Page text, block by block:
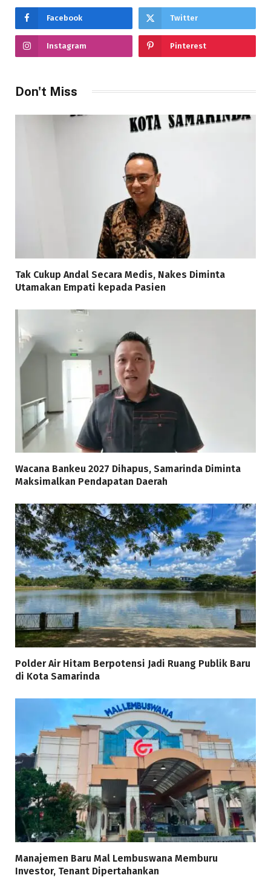
Facebook Twitter
Instagram Pinterest
Don't Miss
Tak Cukup Andal Secara Medis, Nakes Diminta
Utamakan Empati kepada Pasien
Wacana Bankeu 2027 Dihapus, Samarinda Diminta
Maksimalkan Pendapatan Daerah
Polder Air Hitam Berpotensi Jadi Ruang Publik Baru
di Kota Samarinda
Manajemen Baru Mal Lembuswana Memburu
Investor, Tenant Dipertahankan